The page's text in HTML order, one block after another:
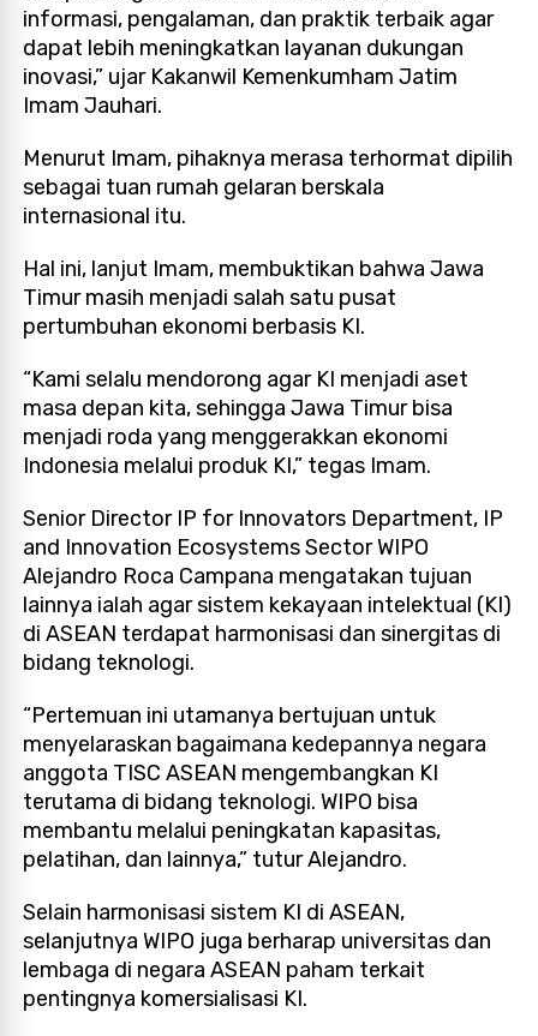
informasi, pengalaman, dan praktik terbaik agar
dapat lebih meningkatkan layanan dukungan
inovasi,” ujar Kakanwil Kemenkumham Jatim
Imam Jauhari.
Menurut Imam, pihaknya merasa terhormat dipilih
sebagai tuan rumah gelaran berskala
internasional itu.
Hal ini, lanjut Imam, membuktikan bahwa Jawa
Timur masih menjadi salah satu pusat
pertumbuhan ekonomi berbasis KI.
“Kami selalu mendorong agar KI menjadi aset
masa depan kita, sehingga Jawa Timur bisa
menjadi roda yang menggerakkan ekonomi
Indonesia melalui produk KI,” tegas Imam.
Senior Director IP for Innovators Department, IP
and Innovation Ecosystems Sector WIPO
Alejandro Roca Campana mengatakan tujuan
lainnya ialah agar sistem kekayaan intelektual (KI)
di ASEAN terdapat harmonisasi dan sinergitas di
bidang teknologi.
“Pertemuan ini utamanya bertujuan untuk
menyelaraskan bagaimana kedepannya negara
anggota TISC ASEAN mengembangkan KI
terutama di bidang teknologi. WIPO bisa
membantu melalui peningkatan kapasitas,
pelatihan, dan lainnya,” tutur Alejandro.
Selain harmonisasi sistem KI di ASEAN,
selanjutnya WIPO juga berharap universitas dan
lembaga di negara ASEAN paham terkait
pentingnya komersialisasi KI.